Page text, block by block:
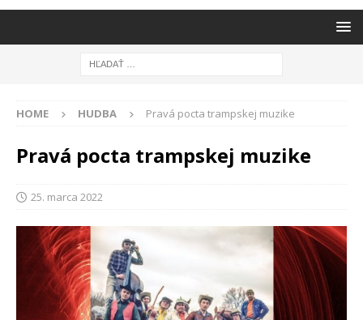
HOME HUDBA Pravá pocta trampskej muzike
Pravá pocta trampskej muzike
25. marca 2022